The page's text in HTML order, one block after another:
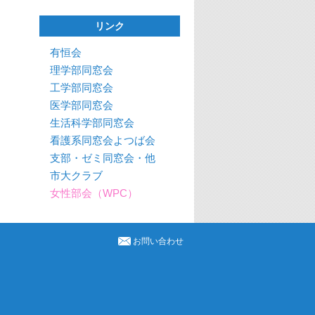
リンク
有恒会
理学部同窓会
工学部同窓会
医学部同窓会
生活科学部同窓会
看護系同窓会よつば会
支部・ゼミ同窓会・他
市大クラブ
女性部会（WPC）
お問い合わせ